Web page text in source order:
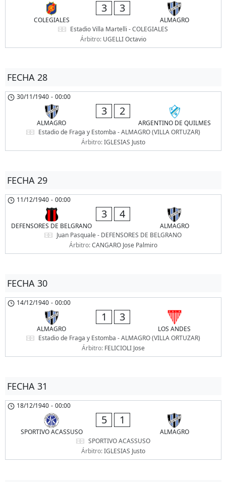
COLEGIALES
3 3
ALMAGRO
Estadio Villa Martelli - COLEGIALES
Árbitro: UGELLI Octavio
FECHA 28
30/11/1940 - 00:00
ALMAGRO
3 2
ARGENTINO DE QUILMES
Estadio de Fraga y Estomba - ALMAGRO (VILLA ORTUZAR)
Árbitro:IGLESIAS Justo
FECHA 29
11/12/1940 - 00:00
DEFENSORES DE BELGRANO
3 4
ALMAGRO
Juan Pasquale - DEFENSORES DE BELGRANO
Árbitro:CANGARO Jose Palmiro
FECHA 30
14/12/1940 - 00:00
ALMAGRO
1 3
LOS ANDES
Estadio de Fraga y Estomba - ALMAGRO (VILLA ORTUZAR)
Árbitro: FELICIOLI Jose
FECHA 31
18/12/1940 - 00:00
SPORTIVO ACASSUSO
5 1
ALMAGRO
SPORTIVO ACASSUSO
Árbitro:IGLESIAS Justo